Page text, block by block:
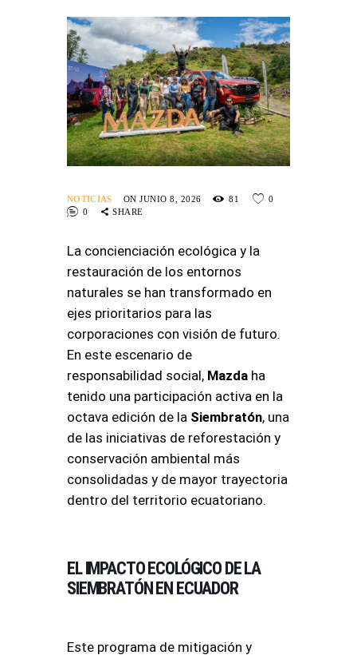
NOTICIAS ON JUNIO 8, 2026 81
0
0
SHARE
La concienciación ecológica y la
restauración de los entornos
naturales se han transformado en
ejes prioritarios para las
corporaciones con visión de futuro.
En este escenario de
responsabilidad social, Mazda ha
tenido una participación activa en la
octava edición de la Siembratón, una
de las iniciativas de reforestación y
conservación ambiental más
consolidadas y de mayor trayectoria
dentro del territorio ecuatoriano.
EL IMPACTO ECOLÓGICO DE LA
SIEMBRATÓN EN ECUADOR
Este programa de mitigación y